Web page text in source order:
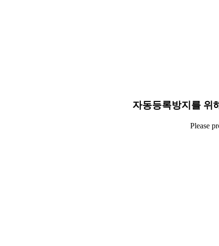
자동등록방지를 위
Please